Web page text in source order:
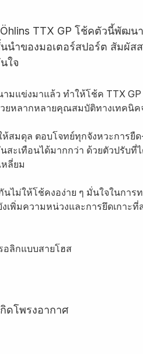
TTX GP โช้คตัวนี้พัฒน
นำของมอเตอร์สปอร์ต สัมผั
ใจ
แข่งมาแล้ว ทำให้โช้ค TTX GP
ยหลากหลายคุณสมบัติทางเทค
ห้สมดุล ตอบโจทย์ทุกจังหวะกา
ะเทือนได้มากกว่า ด้วยตัวปรับที่
ลี่ยม
ไม่ให้โช้คงอง่าย ๆ มั่นใจในกา
พิ่มความหน่วงและการยึดเกาะ
อลิกแบบสายโฮส
ดโพรงอากาศ